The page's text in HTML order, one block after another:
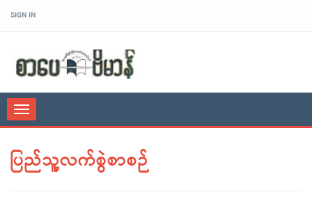
SIGN IN
Toggle
navigation
ပြည်သူ့လက်စွဲစာစဉ်